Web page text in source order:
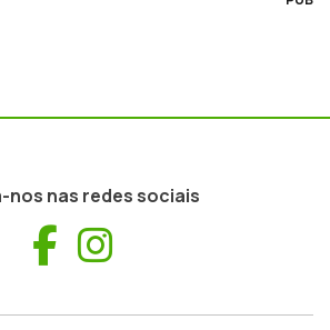
nos nas redes sociais
Facebook